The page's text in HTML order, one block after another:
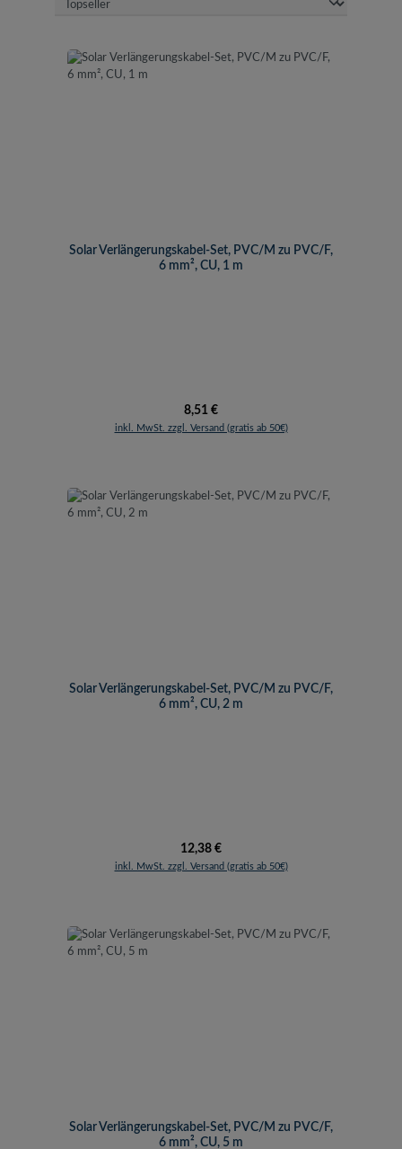
Solar Verlängerungskabel-Set, PVC/M zu PVC/F,
6 mm², CU, 1 m
Regulärer Preis:
8,51 €
inkl. MwSt. zzgl. Versand (gratis ab 50€)
Solar Verlängerungskabel-Set, PVC/M zu PVC/F,
6 mm², CU, 2 m
Regulärer Preis:
12,38 €
inkl. MwSt. zzgl. Versand (gratis ab 50€)
Solar Verlängerungskabel-Set, PVC/M zu PVC/F,
6 mm², CU, 5 m